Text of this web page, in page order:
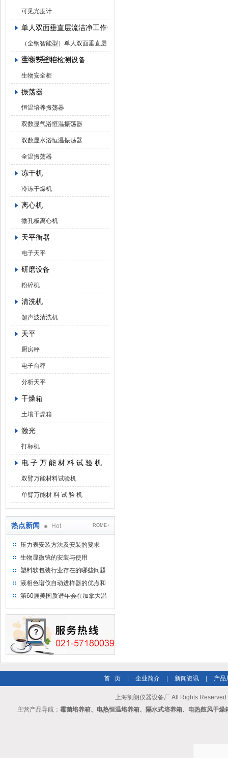
可见光度计
单人双面垂直层流洁净工作台
（全钢智能型）单人双面垂直层
流洁净工作台
生物安全柜检测设备
生物安全柜
振荡器
恒温培养振荡器
双数显气浴恒温振荡器
双数显水浴恒温振荡器
全温振荡器
冻干机
冷冻干燥机
离心机
微孔板离心机
天平衡器
电子天平
研磨设备
粉碎机
清洗机
超声波清洗机
天平
厨房秤
电子台秤
分析天平
干燥箱
土壤干燥箱
激光
打标机
电 子 万 能 材 料 试 验 机
双臂万能材料试验机
单臂万能材 料 试 验 机
热点新闻 Hot ROME+
压力表安装方法及安装的要求
生物显微镜的安装与使用
塑料软包装行业存在的哪些问题
液相色谱仪自动进样器的优点和
维护
第60届美国质谱年会在加拿大温
首 页 企业简介 新闻资讯 产品
上海凯朗仪器设备厂 All Rights Reserved
主营产品导航： 霉菌培养箱、电热恒温培养箱、隔水式培养箱、电热鼓风干